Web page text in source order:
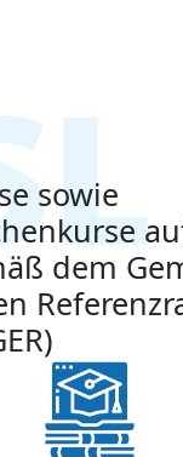
sowie
dem